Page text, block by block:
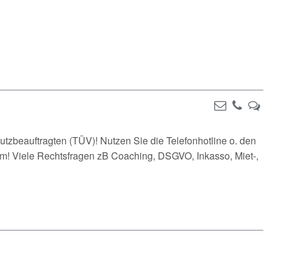
(TÜV)! Nutzen Sie die Telefonhotline o. den
Viele Rechtsfragen zB Coaching, DSGVO, Inkasso, Miet-,